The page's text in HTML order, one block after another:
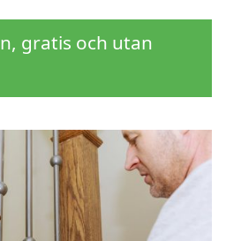
gratis och utan